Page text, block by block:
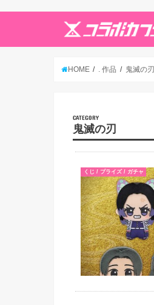
HOME . 作品 鬼滅の刃
CATEGORY
鬼滅の刃
くじ / プライズ / ガチャ